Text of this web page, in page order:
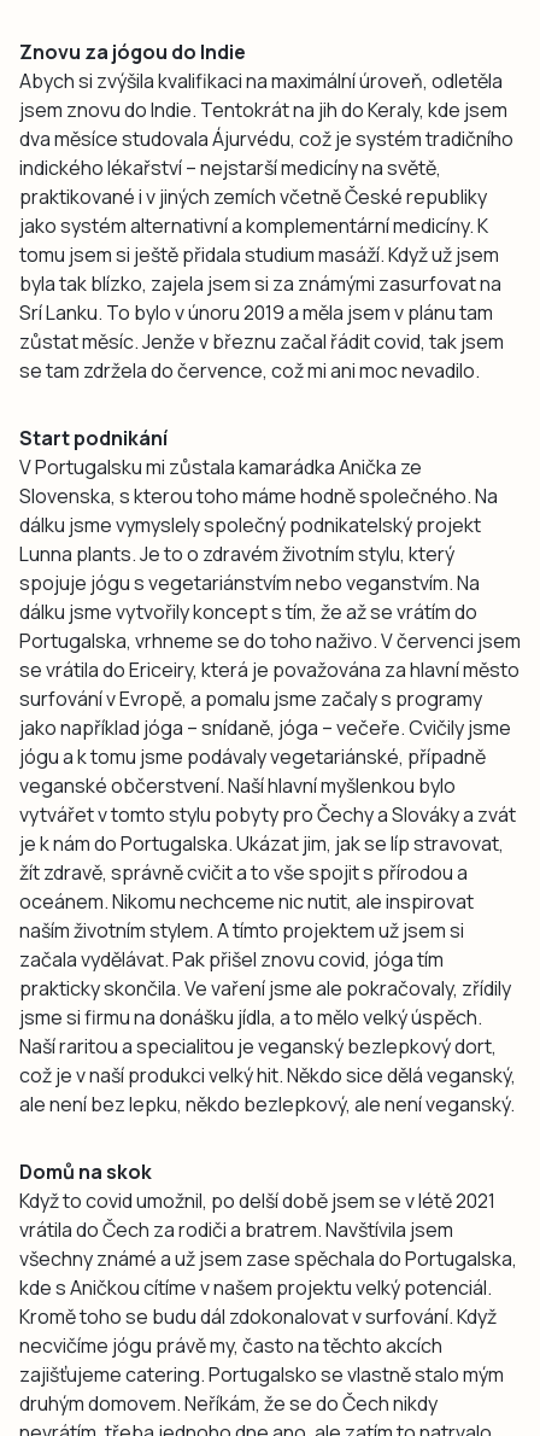
Znovu za jógou do Indie
Abych si zvýšila kvalifikaci na maximální úroveň, odletěla
jsem znovu do Indie. Tentokrát na jih do Keraly, kde jsem
dva měsíce studovala Ájurvédu, což je systém tradičního
indického lékařství – nejstarší medicíny na světě,
praktikované i v jiných zemích včetně České republiky
jako systém alternativní a komplementární medicíny. K
tomu jsem si ještě přidala studium masáží. Když už jsem
byla tak blízko, zajela jsem si za známými zasurfovat na
Srí Lanku. To bylo v únoru 2019 a měla jsem v plánu tam
zůstat měsíc. Jenže v březnu začal řádit covid, tak jsem
se tam zdržela do července, což mi ani moc nevadilo.
Start podnikání
V Portugalsku mi zůstala kamarádka Anička ze
Slovenska, s kterou toho máme hodně společného. Na
dálku jsme vymyslely společný podnikatelský projekt
Lunna plants. Je to o zdravém životním stylu, který
spojuje jógu s vegetariánstvím nebo veganstvím. Na
dálku jsme vytvořily koncept s tím, že až se vrátím do
Portugalska, vrhneme se do toho naživo. V červenci jsem
se vrátila do Ericeiry, která je považována za hlavní město
surfování v Evropě, a pomalu jsme začaly s programy
jako například jóga – snídaně, jóga – večeře. Cvičily jsme
jógu a k tomu jsme podávaly vegetariánské, případně
veganské občerstvení. Naší hlavní myšlenkou bylo
vytvářet v tomto stylu pobyty pro Čechy a Slováky a zvát
je k nám do Portugalska. Ukázat jim, jak se líp stravovat,
žít zdravě, správně cvičit a to vše spojit s přírodou a
oceánem. Nikomu nechceme nic nutit, ale inspirovat
naším životním stylem. A tímto projektem už jsem si
začala vydělávat. Pak přišel znovu covid, jóga tím
prakticky skončila. Ve vaření jsme ale pokračovaly, zřídily
jsme si firmu na donášku jídla, a to mělo velký úspěch.
Naší raritou a specialitou je veganský bezlepkový dort,
což je v naší produkci velký hit. Někdo sice dělá veganský,
ale není bez lepku, někdo bezlepkový, ale není veganský.
Domů na skok
Když to covid umožnil, po delší době jsem se v létě 2021
vrátila do Čech za rodiči a bratrem. Navštívila jsem
všechny známé a už jsem zase spěchala do Portugalska,
kde s Aničkou cítíme v našem projektu velký potenciál.
Kromě toho se budu dál zdokonalovat v surfování. Když
necvičíme jógu právě my, často na těchto akcích
zajišťujeme catering. Portugalsko se vlastně stalo mým
druhým domovem. Neříkám, že se do Čech nikdy